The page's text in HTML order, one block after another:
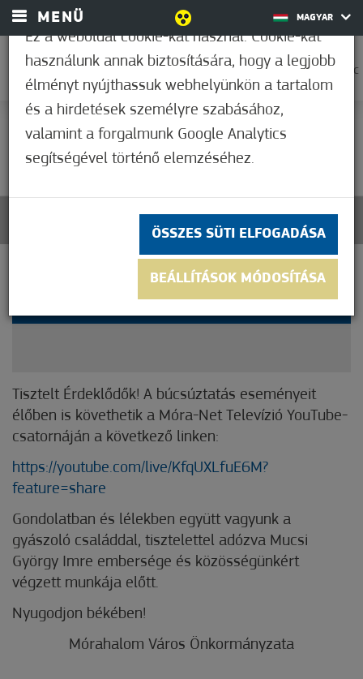
MENÜ MAGYAR
0
37,2°C
Nem értékelt
MUCSI GYÖRGY IMRE
BÚCSÚZTATÁSA
Tisztelt Érdeklődők! A búcsúztatás eseményeit
élőben is követhetik a Móra-Net Televízió YouTube-
csatornáján a következő linken:
https://youtube.com/live/KfqUXLfuE6M?
feature=share
Gondolatban és lélekben együtt vagyunk a
gyászoló családdal, tisztelettel adózva Mucsi
György Imre embersége és közösségünkért
végzett munkája előtt.
Nyugodjon békében!
Mórahalom Város Önkormányzata
Ez a weboldal cookie-kat használ. Cookie-kat
használunk annak biztosítására, hogy a legjobb
élményt nyújthassuk webhelyünkön a tartalom
és a hirdetések személyre szabásához,
valamint a forgalmunk Google Analytics
segítségével történő elemzéséhez.
ÖSSZES SÜTI ELFOGADÁSA
BEÁLLÍTÁSOK MÓDOSÍTÁSA